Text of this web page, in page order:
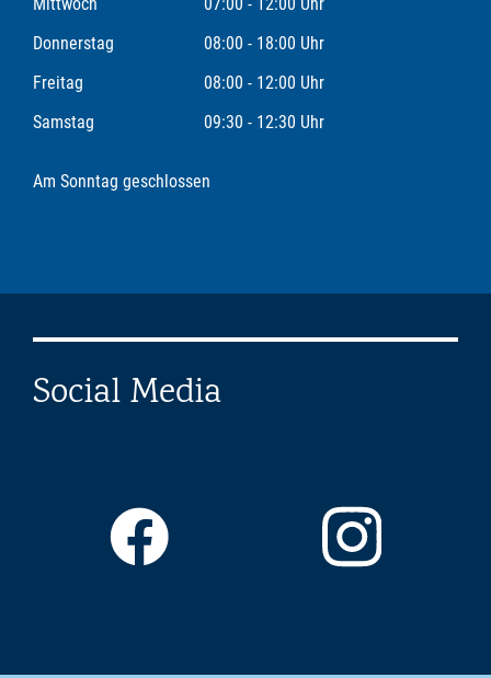
Donnerstag
08:00 - 18:00 Uhr
Freitag
08:00 - 12:00 Uhr
Samstag
09:30 - 12:30 Uhr
Am Sonntag geschlossen
Social Media